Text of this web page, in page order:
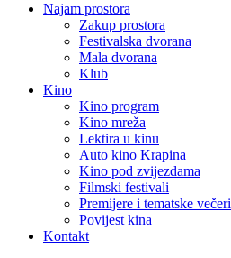
Najam prostora
Zakup prostora
Festivalska dvorana
Mala dvorana
Klub
Kino
Kino program
Kino mreža
Lektira u kinu
Auto kino Krapina
Kino pod zvijezdama
Filmski festivali
Premijere i tematske večeri
Povijest kina
Kontakt